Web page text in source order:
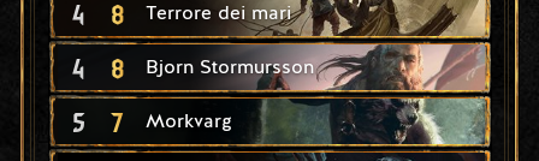
4 8 Terrore dei mari
4 8 Bjorn Stormursson
5 7 Morkvarg